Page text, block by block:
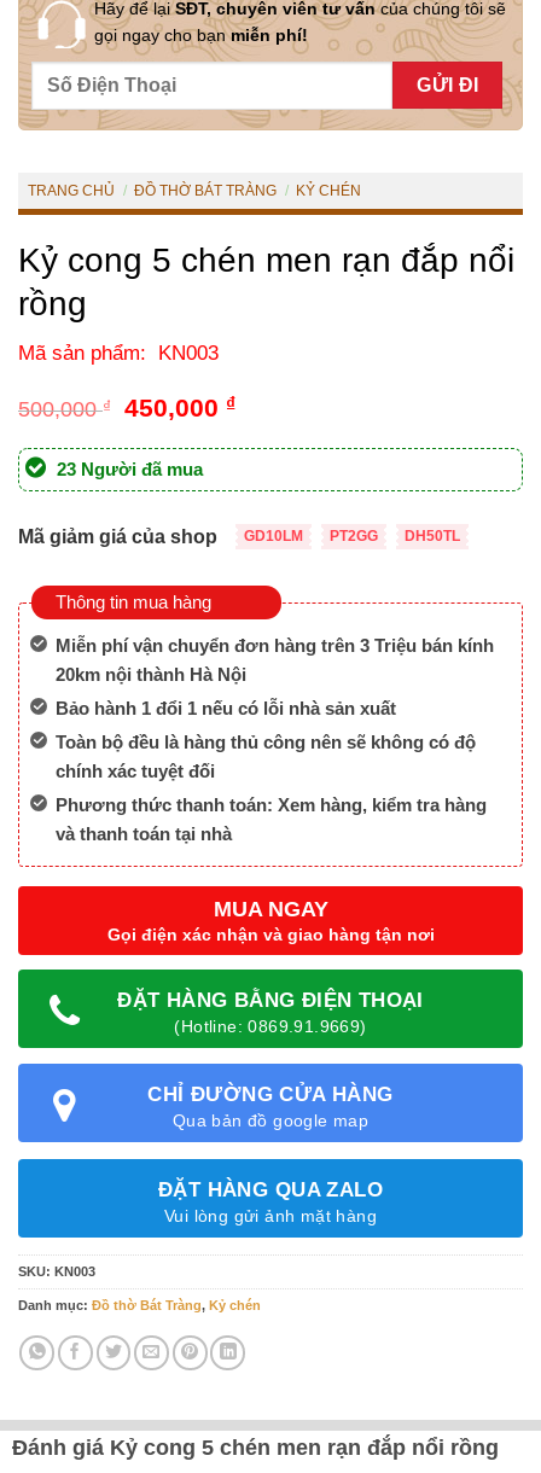
Hãy để lạiSĐT, chuyên viên tư vấncủa chúng tôi sẽ
gọi ngay cho bạnmiễn phí!
TRANG CHỦ / ĐỒ THỜ BÁT TRÀNG / KỶ CHÉN
Kỷ cong 5 chén men rạn đắp nổi
rồng
Mã sản phẩm: KN003
500,000₫
Giá
là:
500,000 ₫.
450,000 ₫Giá
tại
23 Người đã mua
Mã giảm giá của shop GD10LM PT2GG DH50TL
Thông tin mua hàng
Miễn phí vận chuyển đơn hàng trên 3 Triệu bán kính
20km nội thành Hà Nội
Bảo hành 1 đổi 1 nếu có lỗi nhà sản xuất
Toàn bộ đều là hàng thủ công nên sẽ không có độ
chính xác tuyệt đối
Phương thức thanh toán: Xem hàng, kiểm tra hàng
và thanh toán tại nhà
MUA NGAY
Gọi điện xác nhận và giao hàng tận nơi
ĐẶT HÀNG BẰNG ĐIỆN THOẠI
(Hotline: 0869.91.9669)
CHỈ ĐƯỜNG CỬA HÀNG
Qua bản đồ google map
ĐẶT HÀNG QUA ZALO
Vui lòng gửi ảnh mặt hàng
SKU: KN003
Danh mục: Đồ thờ Bát Tràng, Kỷ chén
Đánh giá Kỷ cong 5 chén men rạn đắp nổi rồng